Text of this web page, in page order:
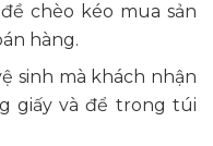
chèo kéo mua sản
hàng.
sinh mà khách nhận
giấy và để trong túi